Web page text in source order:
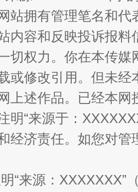
工荒背后
站拥有管理笔名和
内容和反映投诉报
切权力。你在本传
或修改引用。但未
上述作品。已经本
明“来源于：
经济责任。如您对
“来源：